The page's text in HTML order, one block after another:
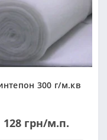
300 г/м.кв
128 грн/м.п.